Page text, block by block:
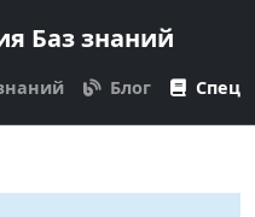
Баз знаний
Блог